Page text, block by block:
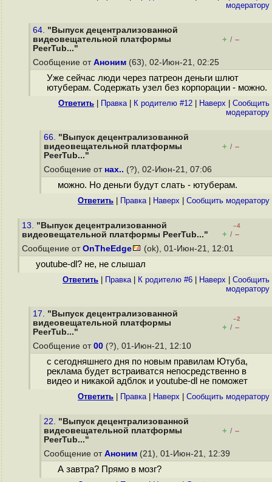
модератору
64. "Выпуск децентрализованной
видеовещательной платформы
PeerTub..."
+ / –
Сообщение от Аноним (63), 02-Июн-21, 02:25
Уже сейчас люди через патреон деньги шлют
ютуберам. Содержать узел без корпорации - можно.
Ответить Правка| К родителю #12 Наверх
Cообщить
модератору
66. "Выпуск децентрализованной
видеовещательной платформы
PeerTub..."
+ / –
Сообщение от нах.. (?), 02-Июн-21, 07:06
можно. Но деньги будут слать - ютуберам.
Ответить Правка| Наверх Cообщить модератору
13. "Выпуск децентрализованной
видеовещательной платформы PeerTub..."
–4
+ / –
Сообщение от OnTheEdge (ok), 01-Июн-21, 12:01
youtube-dl? не, не слышал
Ответить Правка| К родителю #6 Наверх
Cообщить
модератору
17. "Выпуск децентрализованной
видеовещательной платформы
PeerTub..."
–2
+ / –
Сообщение от 00 (?), 01-Июн-21, 12:10
с сегодняшнего дня по новым правилам Ютуба,
реклама будет встраиватся непосредственно в
видео и никакой адблок и youtube-dl не поможет
Ответить Правка| Наверх Cообщить модератору
22. "Выпуск децентрализованной
видеовещательной платформы
PeerTub..."
+ / –
Сообщение от Аноним (21), 01-Июн-21, 12:39
А завтра? Прямо в мозг?